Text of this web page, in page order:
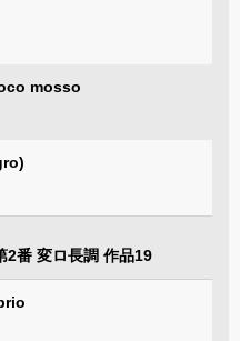
mosso
2番 変ロ長調 作品19